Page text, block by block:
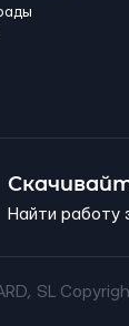
Найти работу
SL